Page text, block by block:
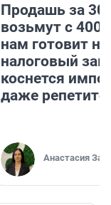
Продашь за
возьмут с
нам готовит
налоговый
коснется
даже
Анастасия